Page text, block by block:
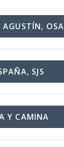
AGUSTÍN, OSA
SJS
Y CAMINA